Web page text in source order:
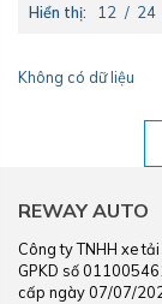
Hiển thị: 12 / 24
Không có dữ liệu
REWAY AUTO
Công ty TNHH xe
GPKD số
cấp ngày 07/07/